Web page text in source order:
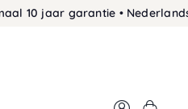
garantie • Nederlands